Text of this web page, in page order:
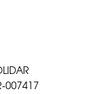
007417